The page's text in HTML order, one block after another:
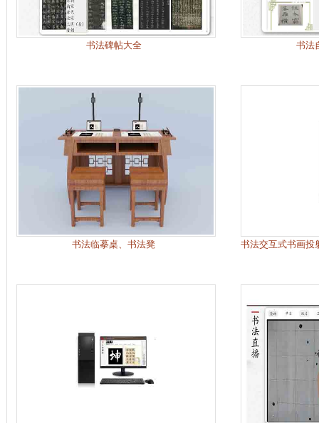
书法碑帖大全 书法
书法临摹桌、书法凳 书法交互式书画投